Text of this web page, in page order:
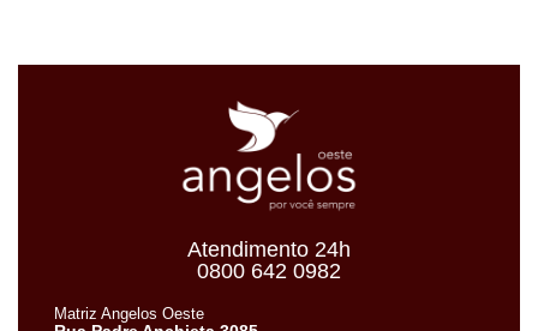
Atendimento 24h
0800 642 0982
Matriz Angelos Oeste